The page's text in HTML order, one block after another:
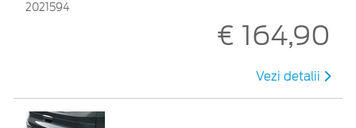
2021594
€ 164,90
Vezi detalii